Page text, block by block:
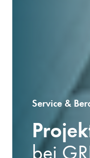
Service &
bei